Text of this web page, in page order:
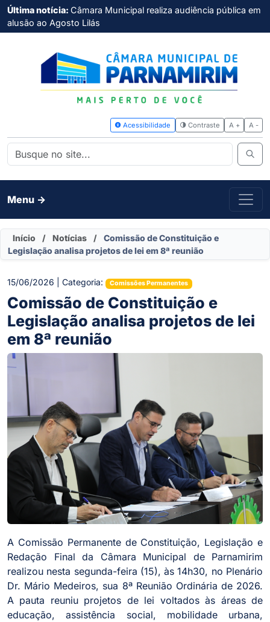
Última notícia: Câmara Municipal realiza audiência pública em
alusão ao Agosto Lilás
Menu ->
Início / Notícias /
Comissão de Constituição e
Legislação analisa projetos de lei em 8ª reunião
15/06/2026 | Categoria: Comissões Permanentes
Comissão de Constituição e
Legislação analisa projetos de lei
em 8ª reunião
A Comissão Permanente de Constituição, Legislação e
Redação Final da Câmara Municipal de Parnamirim
realizou nesta segunda-feira (15), às 14h30, no Plenário
Dr. Mário Medeiros, sua 8ª Reunião Ordinária de 2026.
A pauta reuniu projetos de lei voltados às áreas de
educação, assistência social, mobilidade urbana,